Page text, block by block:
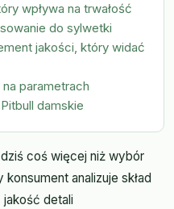
wpływa na trwałość
do sylwetki
jakości, który widać
parametrach
damskie
coś więcej niż wybór
analizuje skład
jakość detali